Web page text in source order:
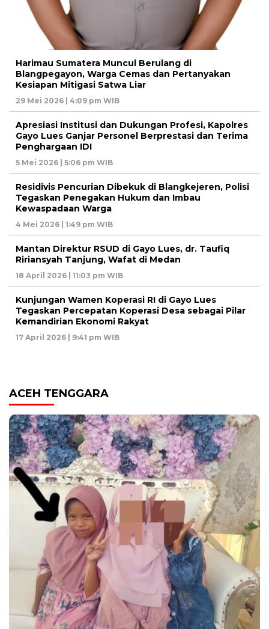
Harimau Sumatera Muncul Berulang di
Blangpegayon, Warga Cemas dan Pertanyakan
Kesiapan Mitigasi Satwa Liar
29 Mei 2026 | 4:09 pm WIB
Apresiasi Institusi dan Dukungan Profesi, Kapolres
Gayo Lues Ganjar Personel Berprestasi dan Terima
Penghargaan IDI
5 Mei 2026 | 5:06 pm WIB
Residivis Pencurian Dibekuk di Blangkejeren, Polisi
Tegaskan Penegakan Hukum dan Imbau
Kewaspadaan Warga
4 Mei 2026 | 1:49 pm WIB
Mantan Direktur RSUD di Gayo Lues, dr. Taufiq
Ririansyah Tanjung, Wafat di Medan
18 April 2026 | 11:03 pm WIB
Kunjungan Wamen Koperasi RI di Gayo Lues
Tegaskan Percepatan Koperasi Desa sebagai Pilar
Kemandirian Ekonomi Rakyat
17 April 2026 | 9:41 pm WIB
ACEH TENGGARA